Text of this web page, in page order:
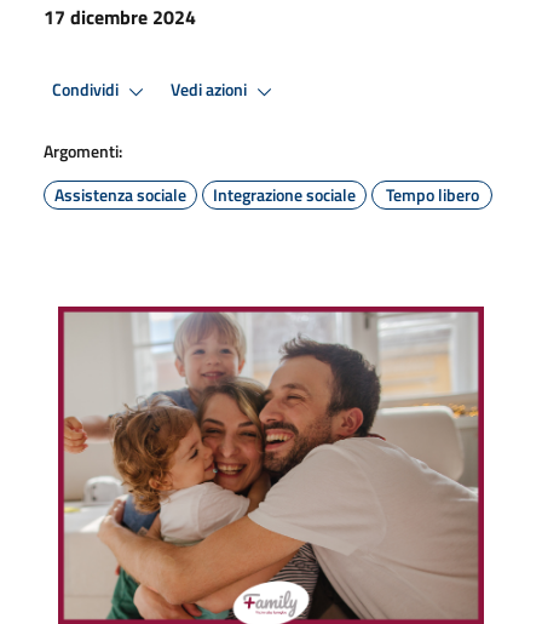
17 dicembre 2024
Condividi Vedi azioni
Argomenti:
Assistenza sociale
Integrazione sociale Tempo libero